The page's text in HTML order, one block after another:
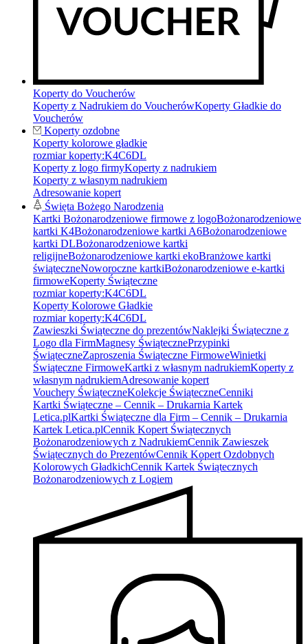
Koperty do Voucherów
Koperty z Nadrukiem do VoucherówKoperty Gładkie do
Voucherów
Koperty ozdobne
Koperty kolorowe gładkie
rozmiar koperty:K4C6DL
Koperty z logo firmyKoperty z nadrukiem
Koperty z własnym nadrukiem
Adresowanie kopert
Święta Bożego Narodzenia
Kartki Bożonarodzeniowe firmowe z logoBożonarodzeniowe
kartki K4Bożonarodzeniowe kartki A6Bożonarodzeniowe
kartki DLBożonarodzeniowe kartki
religijneBożonarodzeniowe kartki ekoBranżowe kartki
świąteczneNoworoczne kartkiBożonarodzeniowe e-kartki
firmoweKoperty Świąteczne
rozmiar koperty:K4C6DL
Koperty Kolorowe Gładkie
rozmiar koperty:K4C6DL
Zawieszki Świąteczne do prezentówNaklejki Świąteczne z
Logo dla FirmMagnesy ŚwiątecznePrzypinki
ŚwiąteczneZaproszenia Świąteczne FirmoweWinietki
Świąteczne FirmoweKartki z własnym nadrukiemKoperty z
własnym nadrukiemAdresowanie kopert
Vouchery ŚwiąteczneKolekcje ŚwiąteczneCenniki
Kartki Świąteczne – Cennik – Drukarnia Kartek
Letica.plKartki Świąteczne dla Firm – Cennik – Drukarnia
Kartek Letica.plCennik Kopert Świątecznych
Bożonarodzeniowych z NadrukiemCennik Zawieszek
Świątecznych do PrezentówCennik Kopert Ozdobnych
Kolorowych GładkichCennik Kartek Świątecznych
Bożonarodzeniowych z Logiem